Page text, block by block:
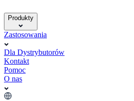
Produkty
Zastosowania
Dla Dystrybutorów
Kontakt
Pomoc
O nas